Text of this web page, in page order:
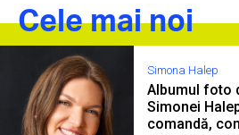
Cele mai noi
Simona Halep
Albumul foto
Simonei
comandă,